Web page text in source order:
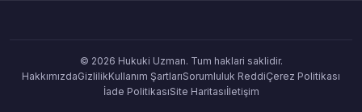
© 2026 Hukuki Uzman. Tum haklari saklidir.
HakkımızdaGizlilikKullanım ŞartlarıSorumluluk ReddiÇerez Politikası
İade PolitikasıSite Haritasıİletişim